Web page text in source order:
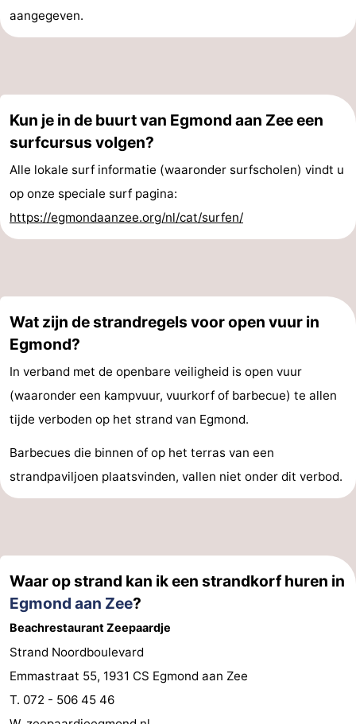
aangegeven.
Kun je in de buurt van Egmond aan Zee een
surfcursus volgen?
Alle lokale surf informatie (waaronder surfscholen) vindt u
op onze speciale surf pagina:
https://egmondaanzee.org/nl/cat/surfen/
Wat zijn de strandregels voor open vuur in
Egmond?
In verband met de openbare veiligheid is open vuur
(waaronder een kampvuur, vuurkorf of barbecue) te allen
tijde verboden op het strand van Egmond.
Barbecues die binnen of op het terras van een
strandpaviljoen plaatsvinden, vallen niet onder dit verbod.
Waar op strand kan ik een strandkorf huren in
Egmond aan Zee?
Beachrestaurant Zeepaardje
Strand Noordboulevard
Emmastraat 55, 1931 CS Egmond aan Zee
T. 072 - 506 45 46